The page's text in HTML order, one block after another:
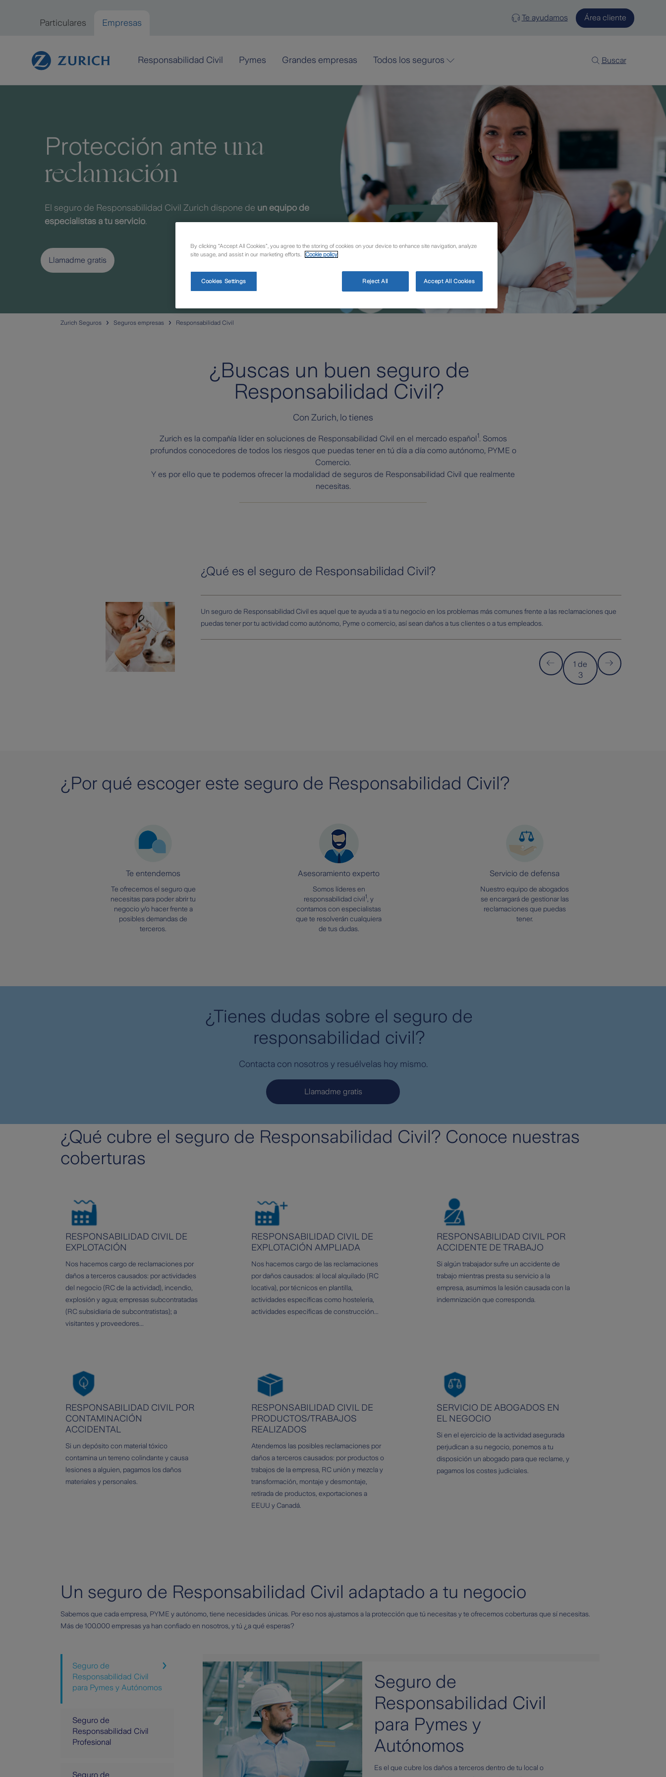
Particulares Empresas
Te ayudamos Área cliente
Responsabilidad Civil Pymes Grandes empresas Todos los seguros Buscar
Protección ante una
reclamación
El seguro de Responsabilidad Civil Zurich dispone de un equipo de
especialistas a tu servicio.
Llamadme gratis
Zurich Seguros Seguros empresas Responsabilidad Civil
¿Buscas un buen seguro de
Responsabilidad Civil?
Con Zurich, lo tienes
Zurich es la compañía líder en soluciones de Responsabilidad Civil en el mercado español1. Somos
profundos conocedores de todos los riesgos que puedas tener en tú día a día como autónomo, PYME o
Comercio.
Y es por ello que te podemos ofrecer la modalidad de seguros de Responsabilidad Civil que realmente
necesitas.
¿Qué es el seguro de Responsabilidad Civil?
Un seguro de Responsabilidad Civil es aquel que te ayuda a ti a tu negocio en los problemas más comunes frente a las reclamaciones que
puedas tener por tu actividad como autónomo, Pyme o comercio, así sean daños a tus clientes o a tus empleados.
1 de
3
¿Por qué escoger este seguro de Responsabilidad Civil?
Te entendemos
Te ofrecemos el seguro que
necesitas para poder abrir tu
negocio y/o hacer frente a
posibles demandas de
terceros.
Asesoramiento experto
Somos líderes en
responsabilidad civil1 , y
contamos con especialistas
que te resolverán cualquiera
de tus dudas.
Servicio de defensa
Nuestro equipo de abogados
se encargará de gestionar las
reclamaciones que puedas
tener.
¿Tienes dudas sobre el seguro de
responsabilidad civil?
Contacta con nosotros y resuélvelas hoy mismo.
Llamadme gratis
¿Qué cubre el seguro de Responsabilidad Civil? Conoce nuestras
coberturas
RESPONSABILIDAD CIVIL DE
EXPLOTACIÓN
Nos hacemos cargo de reclamaciones por
daños a terceros causados: por actividades
del negocio (RC de la actividad), incendio,
explosión y agua; empresas subcontratadas
(RC subsidiaria de subcontratistas); a
visitantes y proveedores...
RESPONSABILIDAD CIVIL DE
EXPLOTACIÓN AMPLIADA
Nos hacemos cargo de las reclamaciones
por daños causados: al local alquilado (RC
locativa), por técnicos en plantilla,
actividades específicas como hostelería,
actividades específicas de construcción...
RESPONSABILIDAD CIVIL POR
ACCIDENTE DE TRABAJO
Si algún trabajador sufre un accidente de
trabajo mientras presta su servicio a la
empresa, asumimos la lesión causada con la
indemnización que corresponda.
RESPONSABILIDAD CIVIL POR
CONTAMINACIÓN
ACCIDENTAL
Si un depósito con material tóxico
contamina un terreno colindante y causa
lesiones a alguien, pagamos los daños
materiales y personales.
RESPONSABILIDAD CIVIL DE
PRODUCTOS/TRABAJOS
REALIZADOS
Atendemos las posibles reclamaciones por
daños a terceros causados: por productos o
trabajos de la empresa, RC unión y mezcla y
transformación, montaje y desmontaje,
retirada de productos, exportaciones a
EEUU y Canadá.
SERVICIO DE ABOGADOS EN
EL NEGOCIO
Si en el ejercicio de la actividad asegurada
perjudican a su negocio, ponemos a tu
disposición un abogado para que reclame, y
pagamos los costes judiciales.
Un seguro de Responsabilidad Civil adaptado a tu negocio
Sabemos que cada empresa, PYME y autónomo, tiene necesidades únicas. Por eso nos ajustamos a la protección que tú necesitas y te ofrecemos coberturas que sí necesitas.
Más de 100.000 empresas ya han confiado en nosotros, y tú ¿a qué esperas?
Seguro de
Responsabilidad Civil
para Pymes y Autónomos
Seguro de
Responsabilidad Civil
para Pymes y
Autónomos
Es el que cubre los daños a terceros dentro de tu local o
Seguro de
Responsabilidad Civil
Profesional
Seguro de
By clicking “Accept All Cookies”, you agree to the storing of cookies on your device to enhance site navigation, analyze
site usage, and assist in our marketing efforts.
Cookie policy
Cookies Settings Reject All Accept All Cookies